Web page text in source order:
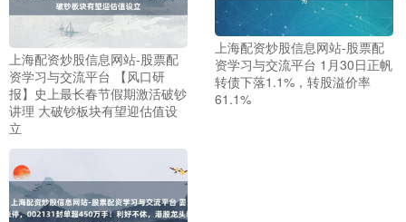
上海配资炒股信息网站-股票配
资学习与交流平台 【风口研
报】史上最长春节假期激活破钞
讲理 大破钞板块有望迎估值设
立
上海配资炒股信息网站-股票配
资学习与交流平台 1月30日正帆
转债下落1.1%，转股溢价率
61.1%